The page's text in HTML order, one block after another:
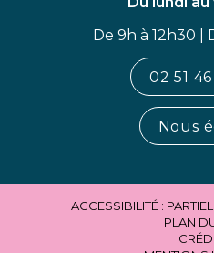
De 9h à 12h30 |
02 51
Nous
ACCESSIBILITÉ :
PLAN